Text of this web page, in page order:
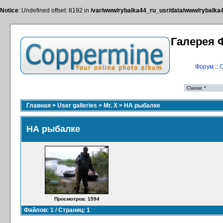
Notice: Undefined offset: 8192 in /var/www/rybalka44_ru_usr/data/www/
Галерея
Форум::
Главная > User galleries > Mr. X > НА рыбалке
НА рыбалке
Просмотров: 1594
Файлов: 1 / Страниц: 1